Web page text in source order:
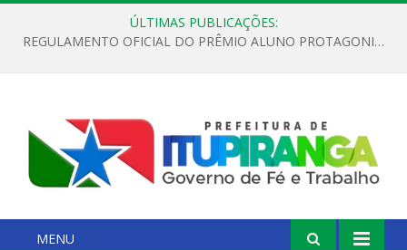
ÚLTIMAS PUBLICAÇÕES:
REGULAMENTO OFICIAL DO PRÊMIO ALUNO PROTAGONISTA – EDIÇÃO 2026
MENU